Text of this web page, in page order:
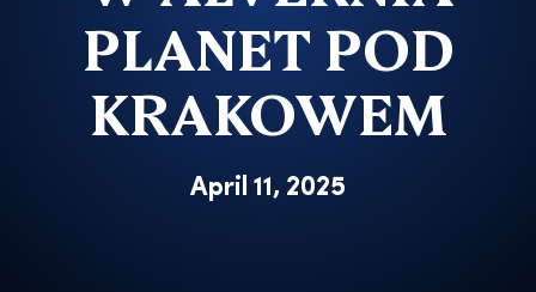
PLANET POD
KRAKOWEM
April 11, 2025